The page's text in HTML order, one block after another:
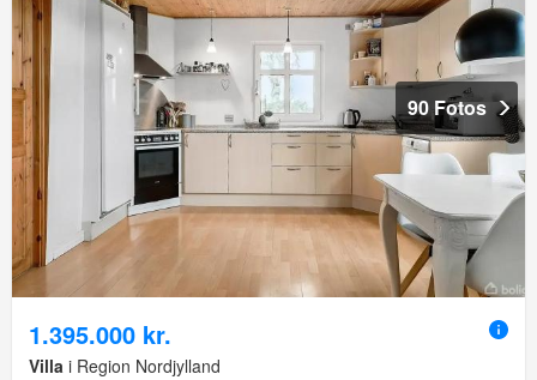
90 Fotos
1.395.000 kr.
Villa i Region Nordjylland